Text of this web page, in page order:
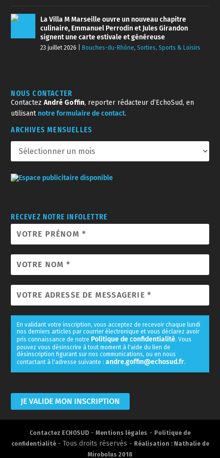
La Villa M Marseille ouvre un nouveau chapitre
culinaire, Emmanuel Perrodin et Jules Girandon
signent une carte estivale et généreuse
23 juillet 2026 |Bouches-du-Rhône,Sorties, Sports & Loisirs
NOUS CONTACTER
ContactezAndré Goffin, reporter rédacteur d’EchoSud, en
utilisant notre formulaire de contact.
ARCHIVES MENSUELLES
RECEVEZ NOTRE INFOLETTRE
En validant votre inscription, vous acceptez de recevoir chaque lundi
nos derniers articles par courrier électronique et vous déclarez avoir
pris connaissance de notre Politique de confidentialité. Vous
pouvez vous désinscrire à tout moment à l'aide du lien de
désinscription figurant sur nos communications, ou en nous
contactant à l'adresse suivante :andre.goffin@echosud.fr.
Contactez ECHOSUD - Mentions légales - Politique de
confidentialité- Tous droits réservés - Réalisation : Nathalie de
Mirobolus 2018